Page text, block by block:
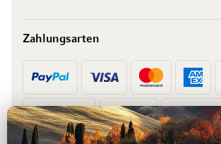
Zahlungsarten
Vorkasse Rechnung